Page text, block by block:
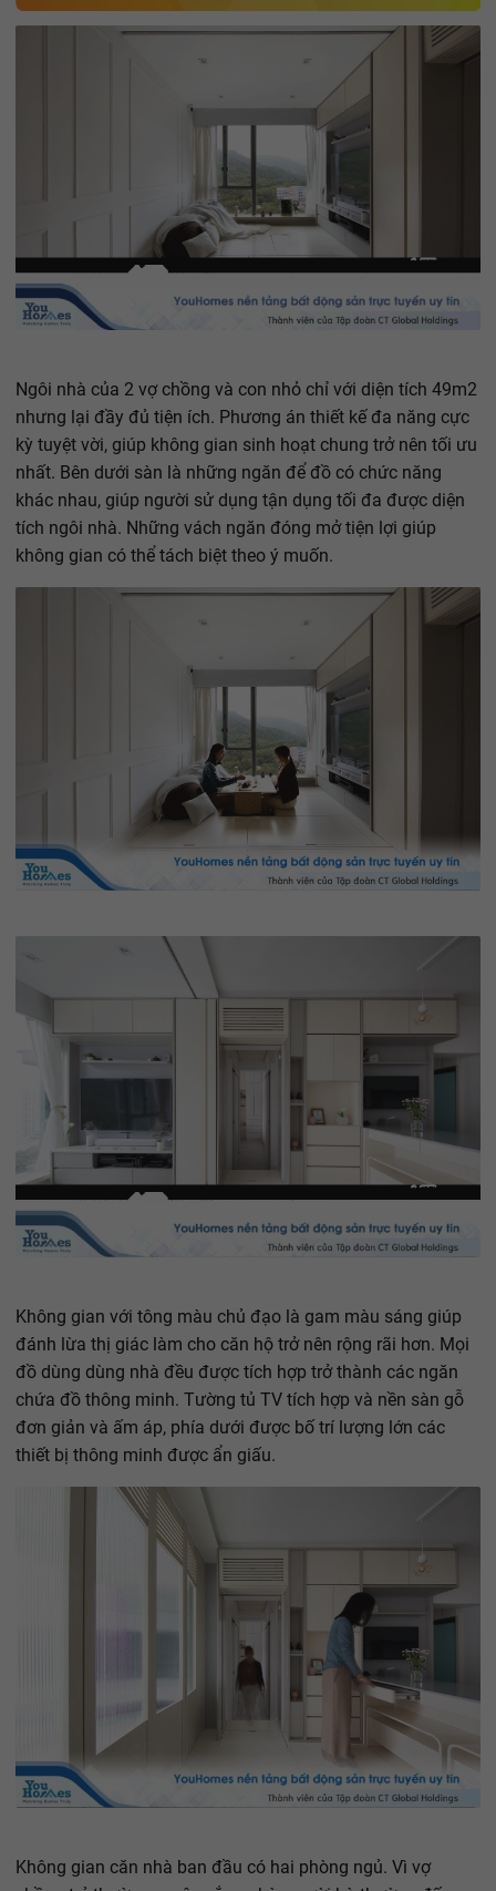
Ngôi nhà của 2 vợ chồng và con nhỏ chỉ với diện tích 49m2
nhưng lại đầy đủ tiện ích. Phương án thiết kế đa năng cực
kỳ tuyệt vời, giúp không gian sinh hoạt chung trở nên tối ưu
nhất. Bên dưới sàn là những ngăn để đồ có chức năng
khác nhau, giúp người sử dụng tận dụng tối đa được diện
tích ngôi nhà. Những vách ngăn đóng mở tiện lợi giúp
không gian có thể tách biệt theo ý muốn.
Không gian với tông màu chủ đạo là gam màu sáng giúp
đánh lừa thị giác làm cho căn hộ trở nên rộng rãi hơn. Mọi
đồ dùng dùng nhà đều được tích hợp trở thành các ngăn
chứa đồ thông minh. Tường tủ TV tích hợp và nền sàn gỗ
đơn giản và ấm áp, phía dưới được bố trí lượng lớn các
thiết bị thông minh được ẩn giấu.
Không gian căn nhà ban đầu có hai phòng ngủ. Vì vợ